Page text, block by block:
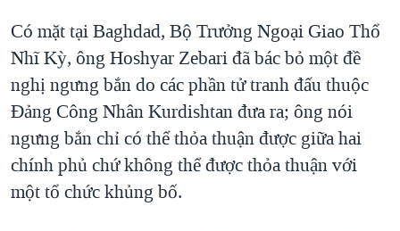
THỂ THAO
GIÁO DỤC
GROUND ZERO – XƯA VÀ NAY
CHI PHÍ CHIẾN TRANH AFGHANISTAN
CÁC GIÁ TRỊ CỘNG HÒA Ở VIỆT NAM
THƯỢNG ĐỈNH TRUMP-KIM TẠI VIỆT NAM
TRỊNH VĨNH BÌNH VS. CHÍNH PHỦ VIỆT NAM
NGƯ DÂN VIỆT VÀ LÀN SÓNG TRỘM HẢI SÂM
Có mặt tại Baghdad, Bộ Trưởng Ngoại Giao Thổ
Nhĩ Kỳ, ông Hoshyar Zebari đã bác bỏ một đề
nghị ngưng bắn do các phần tử tranh đấu thuộc
Đảng Công Nhân Kurdishtan đưa ra; ông nói
ngưng bắn chỉ có thể thỏa thuận được giữa hai
chính phủ chứ không thể được thỏa thuận với
một tổ chức khủng bố.